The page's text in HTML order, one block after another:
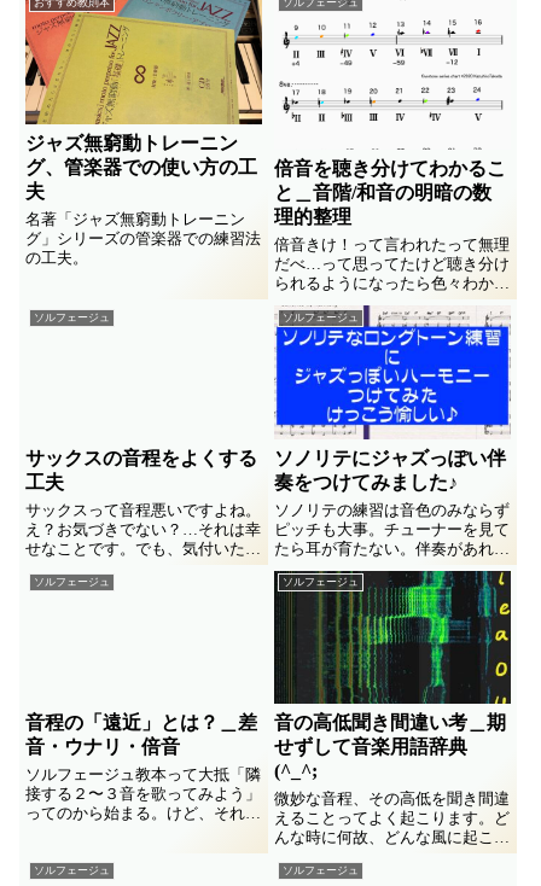
よ。なぜかついでに楽譜作成ソフ
ト/アプリをゾロリと紹介するこ
とにも(^_^;
ゃ、こんな練習どう？ってなレッ
スンメモ。
おすすめ教則本
ジャズ無窮動トレーニン
グ、管楽器での使い方の工
夫
名著「ジャズ無窮動トレーニン
グ」シリーズの管楽器での練習法
の工夫。
ソルフェージュ
倍音を聴き分けてわかるこ
と＿音階/和音の明暗の数
理的整理
倍音きけ！って言われたって無理
だべ…って思ってたけど聴き分け
られるようになったら色々わかっ
たことが…。と、「音階の明暗
表」みたいなのよく見かけるけ
ど、しっかりした根拠を作ってみ
たくて計算法を思いつきました。
ソルフェージュ
サックスの音程をよくする
工夫
サックスって音程悪いですよね。
え？お気づきでない？…それは幸
せなことです。でも、気付いたが
ね。なんとかジワジワとでも改善
ソルフェージュ
ソノリテにジャズっぽい伴
奏をつけてみました♪
ソノリテの練習は音色のみならず
ピッチも大事。チューナーを見て
たら耳が育たない。伴奏があれば
いいけどツマラナイものになりが
ち。そこで愉しめる伴奏をジャジ
ーなハーモニーでつけてみました
ソルフェージュ
音程の「遠近」とは？＿差
音・ウナリ・倍音
ソルフェージュ教本って大抵「隣
接する２〜３音を歌ってみよう」
ってのから始まる。けど、それが
入口なのかな？ 音程の遠近感を
楽譜の見た目とは違った尺度で捉
ソルフェージュ
音の高低聞き間違い考＿期
せずして音楽用語辞典
(^_^;
微妙な音程、その高低を聞き間違
えることってよく起こります。ど
んな時に何故、どんな風に起こる
の？ 体験からの気づきのメモ書
き。合奏中の迷いやイライラの素
ソルフェージュ ソルフェージュ